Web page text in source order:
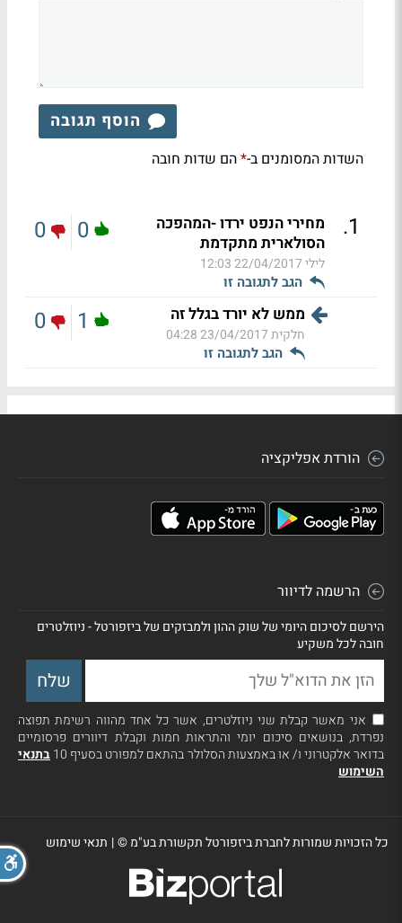
הוסף תגובה
השדות המסומנים ב-*הם שדות חובה
1
.
מחירי הנפט ירדו -המהפכה
הסולארית מתקדמת
לילי22/04/2017 12:03
הגב לתגובה זו
0
0
ממש לא יורד בגלל זה
חלקית23/04/2017 04:28
הגב לתגובה זו
1
0
הורדת אפליקציה
הרשמה לדיוור
הירשם לסיכום היומי של שוק ההון ולמבזקים של ביזפורטל - ניוזלטרים
חובה לכל משקיע
אני מאשר קבלת שני ניוזלטרים, אשר כל אחד מהווה רשימת תפוצה
נפרדת, בנושאים סיכום יומי והתראות חמות וקבלת דיוורים פרסומיים
בדואר אלקטרוני ו/ או באמצעות הסלולר בהתאם למפורט בסעיף 10
בתנאי
השימוש
כל הזכויות שמורות לחברת ביזפורטל תקשורת בע"מ ©| תנאי שימוש